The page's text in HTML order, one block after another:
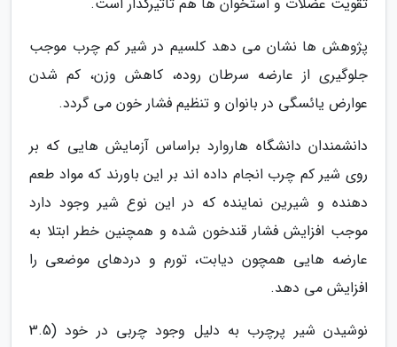
پژوهش ها نشان می دهد کلسیم در شیر کم چرب موجب
جلوگیری از عارضه سرطان روده، کاهش وزن، کم شدن
عوارض یائسگی در بانوان و تنظیم فشار خون می گردد.
دانشمندان دانشگاه هاروارد براساس آزمایش هایی که بر
روی شیر کم چرب انجام داده اند بر این باورند که مواد طعم
دهنده و شیرین نماینده که در این نوع شیر وجود دارد
موجب افزایش فشار قندخون شده و همچنین خطر ابتلا به
عارضه هایی همچون دیابت، تورم و دردهای موضعی را
افزایش می دهد.
نوشیدن شیر پرچرب به دلیل وجود چربی در خود (3.5